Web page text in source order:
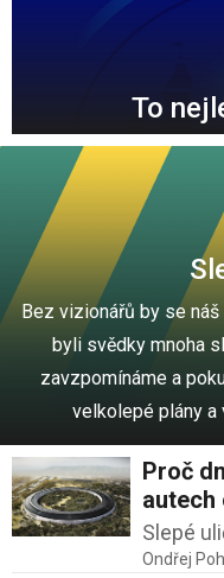
To
Bez vizionářů by se
byli svědky mnoha
zavzpomínáme a
velkolepé plány a
Proč
autech
Slepé
Ondřej